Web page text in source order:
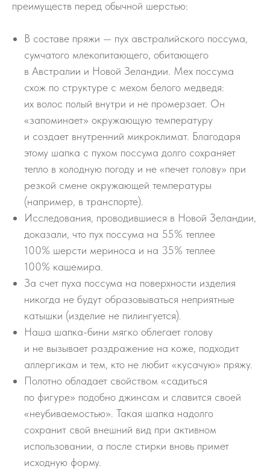
преимуществ перед обычной шерстью:
В составе пряжи — пух австралийского поссума,
сумчатого млекопитающего, обитающего
в Австралии и Новой Зеландии. Мех поссума
схож по структуре с мехом белого медведя:
их волос полый внутри и не промерзает. Он
«запоминает» окружающую температуру
и создает внутренний микроклимат. Благодаря
этому шапка с пухом поссума долго сохраняет
тепло в холодную погоду и не «печет голову» при
резкой смене окружающей температуры
(например, в транспорте).
Исследования, проводившиеся в Новой Зеландии,
доказали, что пух поссума на 55% теплее
100% шерсти мериноса и на 35% теплее
100% кашемира.
За счет пуха поссума на поверхности изделия
никогда не будут образовываться неприятные
катышки (изделие не пилингуется).
Наша шапка-бини мягко облегает голову
и не вызывает раздражение на коже, подходит
аллергикам и тем, кто не любит «кусачую» пряжу.
Полотно обладает свойством «садиться
по фигуре» подобно джинсам и славится своей
«неубиваемостью». Такая шапка надолго
сохранит свой внешний вид при активном
использовании, а после стирки вновь примет
исходную форму.